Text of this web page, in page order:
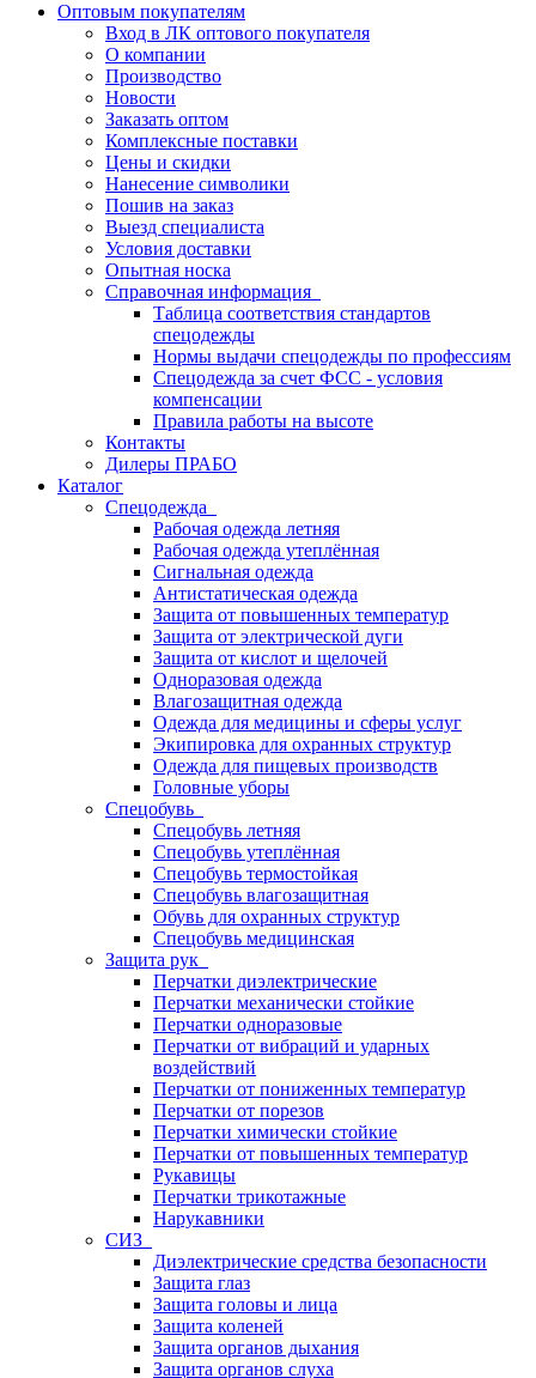
Оптовым покупателям
Вход в ЛК оптового покупателя
О компании
Производство
Новости
Заказать оптом
Комплексные поставки
Цены и скидки
Нанесение символики
Пошив на заказ
Выезд специалиста
Условия доставки
Опытная носка
Справочная информация
Таблица соответствия стандартов
спецодежды
Нормы выдачи спецодежды по профессиям
Спецодежда за счет ФСС - условия
компенсации
Правила работы на высоте
Контакты
Дилеры ПРАБО
Каталог
Спецодежда
Рабочая одежда летняя
Рабочая одежда утеплённая
Сигнальная одежда
Антистатическая одежда
Защита от повышенных температур
Защита от электрической дуги
Защита от кислот и щелочей
Одноразовая одежда
Влагозащитная одежда
Одежда для медицины и сферы услуг
Экипировка для охранных структур
Одежда для пищевых производств
Головные уборы
Спецобувь
Спецобувь летняя
Спецобувь утеплённая
Спецобувь термостойкая
Спецобувь влагозащитная
Обувь для охранных структур
Спецобувь медицинская
Защита рук
Перчатки диэлектрические
Перчатки механически стойкие
Перчатки одноразовые
Перчатки от вибраций и ударных
воздействий
Перчатки от пониженных температур
Перчатки от порезов
Перчатки химически стойкие
Перчатки от повышенных температур
Рукавицы
Перчатки трикотажные
Нарукавники
СИЗ
Диэлектрические средства безопасности
Защита глаз
Защита головы и лица
Защита коленей
Защита органов дыхания
Защита органов слуха